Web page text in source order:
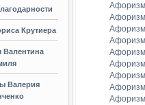
Крутиера
Валерия